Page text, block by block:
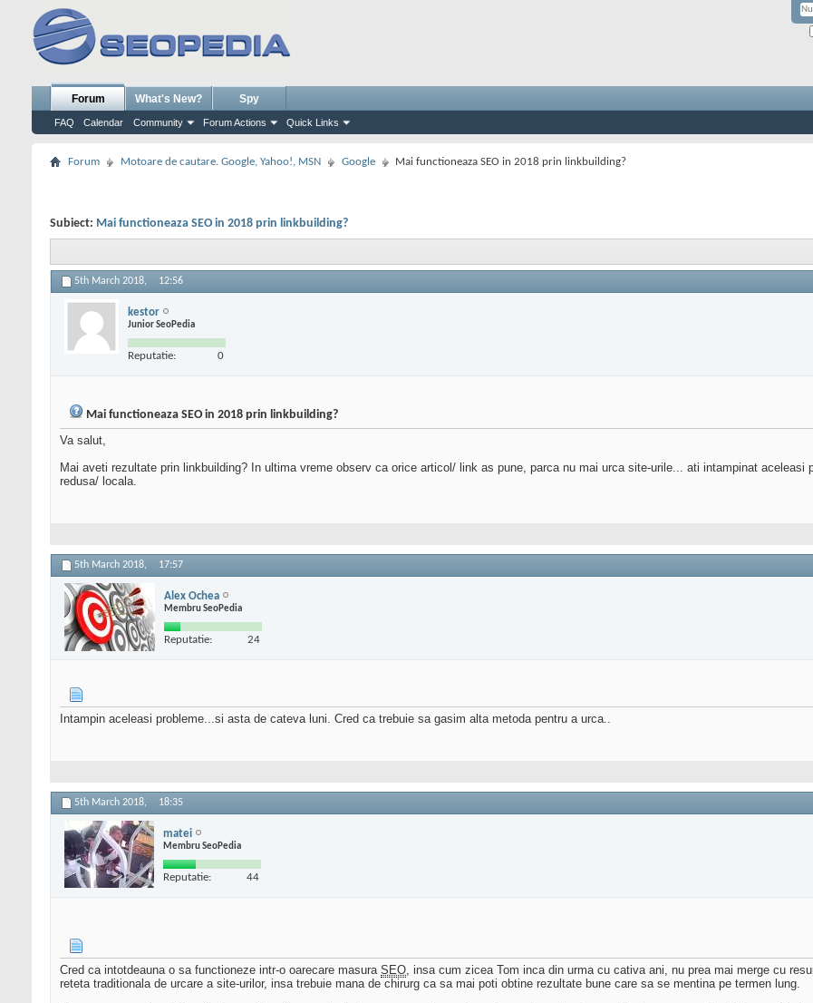
Forum
FAQ Calendar Community Forum Actions Quick Links
What's New? Spy
Forum Motoare de cautare. Google, Yahoo!, MSN Google Mai functioneaza SEO in 2018 prin linkbuilding?
Subiect: Mai functioneaza SEO in 2018 prin linkbuilding?
5th March 2018, 12:56
kestor
Junior SeoPedia
Reputatie: 0
Mai functioneaza SEO in 2018 prin linkbuilding?
Va salut,
Mai aveti rezultate prin linkbuilding? In ultima vreme observ ca orice articol/ link as pune, parca nu mai urca site-urile... ati intampinat
redusa/ locala.
5th March 2018, 17:57
Alex Ochea
Membru SeoPedia
Reputatie: 24
Intampin aceleasi probleme...si asta de cateva luni. Cred ca trebuie sa gasim alta metoda pentru a urca..
5th March 2018, 18:35
matei
Membru SeoPedia
Reputatie: 44
Cred ca intotdeauna o sa functioneze intr-o oarecare masura SEO, insa cum zicea Tom inca din urma cu cativa ani, nu prea mai merge cu
reteta traditionala de urcare a site-urilor, insa trebuie mana de chirurg ca sa mai poti obtine rezultate bune care sa se mentina pe termen lung.